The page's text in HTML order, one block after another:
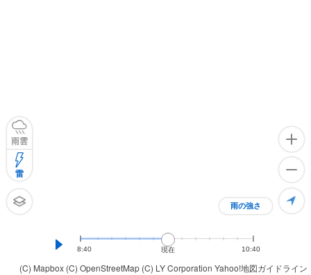
(C) Mapbox (C) OpenStreetMap (C) LY Corporation Yahoo!地図ガイドライン
雨の強さ
雨雲
雷
8:40 現在 10:40